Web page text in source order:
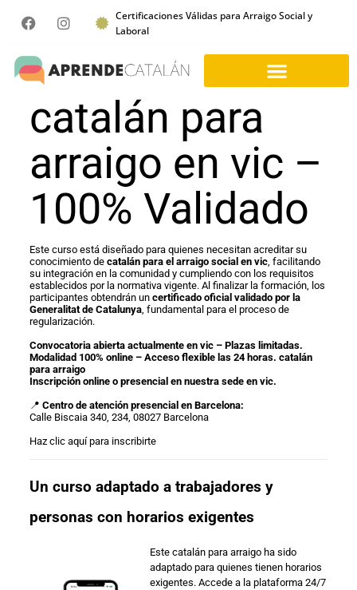
Certificaciones Válidas para Arraigo Social y
Laboral
catalán para
arraigo en vic –
100% Validado
Este curso está diseñado para quienes necesitan acreditar su
conocimiento de catalán para el arraigo social en vic, facilitando
su integración en la comunidad y cumpliendo con los requisitos
establecidos por la normativa vigente. Al finalizar la formación, los
participantes obtendrán un certificado oficial validado por la
Generalitat de Catalunya, fundamental para el proceso de
regularización.
Convocatoria abierta actualmente en vic – Plazas limitadas.
Modalidad 100% online – Acceso flexible las 24 horas. catalán
para arraigo
Inscripción online o presencial en nuestra sede en vic.
📍 Centro de atención presencial en Barcelona:
Calle Biscaia 340, 234, 08027 Barcelona
Haz clic aquí para inscribirte
Un curso adaptado a trabajadores y
personas con horarios exigentes
Este catalán para arraigo ha sido
adaptado para quienes tienen horarios
exigentes. Accede a la plataforma 24/7